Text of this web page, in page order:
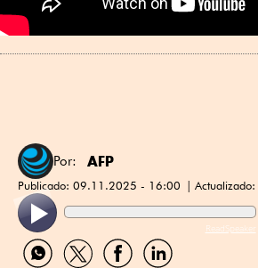
Por: AFP
Publicado: 09.11.2025 - 16:00 Actualizado:
ReadSpeaker
Compartir
por
Compartir
por
Compartir
por
Compartir
por